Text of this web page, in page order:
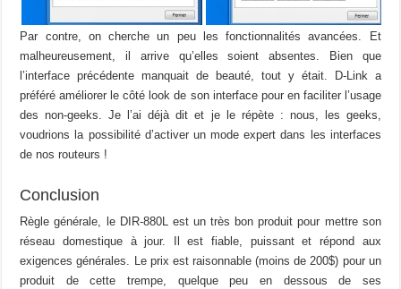
Par contre, on cherche un peu les fonctionnalités avancées. Et
malheureusement, il arrive qu’elles soient absentes. Bien que
l’interface précédente manquait de beauté, tout y était. D-Link a
préféré améliorer le côté look de son interface pour en faciliter l’usage
des non-geeks. Je l’ai déjà dit et je le répète : nous, les geeks,
voudrions la possibilité d’activer un mode expert dans les interfaces
de nos routeurs !
Conclusion
Règle générale, le DIR-880L est un très bon produit pour mettre son
réseau domestique à jour. Il est fiable, puissant et répond aux
exigences générales. Le prix est raisonnable (moins de 200$) pour un
produit de cette trempe, quelque peu en dessous de ses